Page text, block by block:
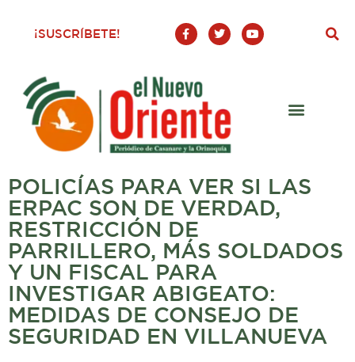
¡SUSCRÍBETE!
F
a
c
o
o
-
T
w
i
Y
o
u
POLICÍAS PARA VER SI LAS
ERPAC SON DE VERDAD,
RESTRICCIÓN DE
PARRILLERO, MÁS SOLDADOS
Y UN FISCAL PARA
INVESTIGAR ABIGEATO:
MEDIDAS DE CONSEJO DE
SEGURIDAD EN VILLANUEVA